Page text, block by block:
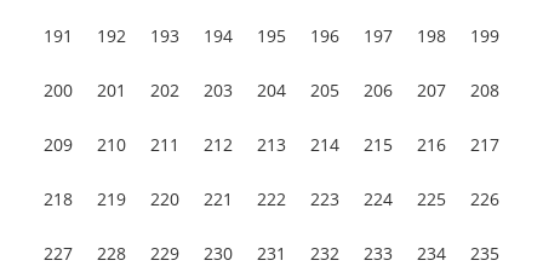
191 192 193 194 195 196 197 198 199
200 201 202 203 204 205 206 207 208
209 210 211 212 213 214 215 216 217
218 219 220 221 222 223 224 225 226
227 228 229 230 231 232 233 234 235